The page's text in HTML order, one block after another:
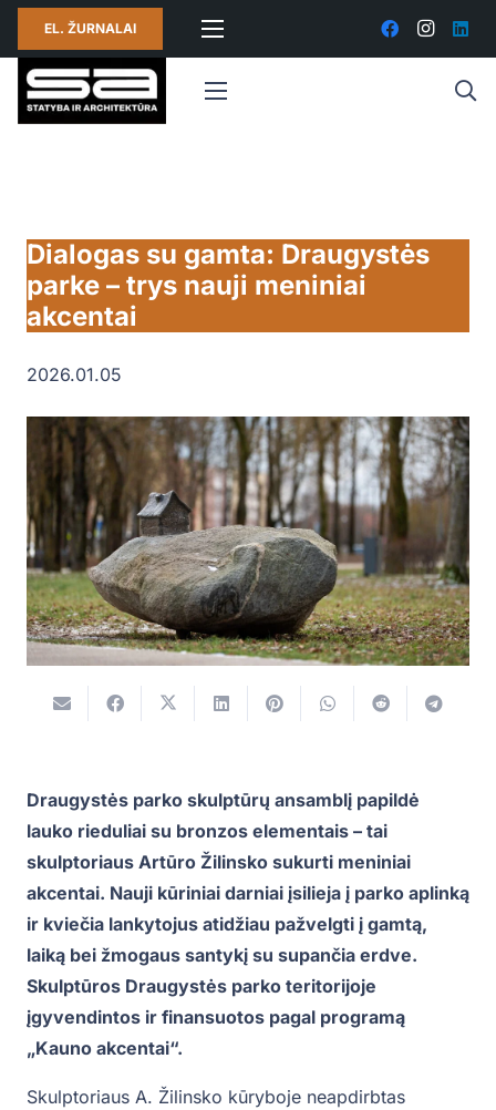
EL. ŽURNALAI
Dialogas su gamta: Draugystės
parke – trys nauji meniniai
akcentai
2026.01.05
Draugystės parko skulptūrų ansamblį papildė
lauko rieduliai su bronzos elementais – tai
skulptoriaus Artūro Žilinsko sukurti meniniai
akcentai. Nauji kūriniai darniai įsilieja į parko aplinką
ir kviečia lankytojus atidžiau pažvelgti į gamtą,
laiką bei žmogaus santykį su supančia erdve.
Skulptūros Draugystės parko teritorijoje
įgyvendintos ir finansuotos pagal programą
„Kauno akcentai“.
Skulptoriaus A. Žilinsko kūryboje neapdirbtas